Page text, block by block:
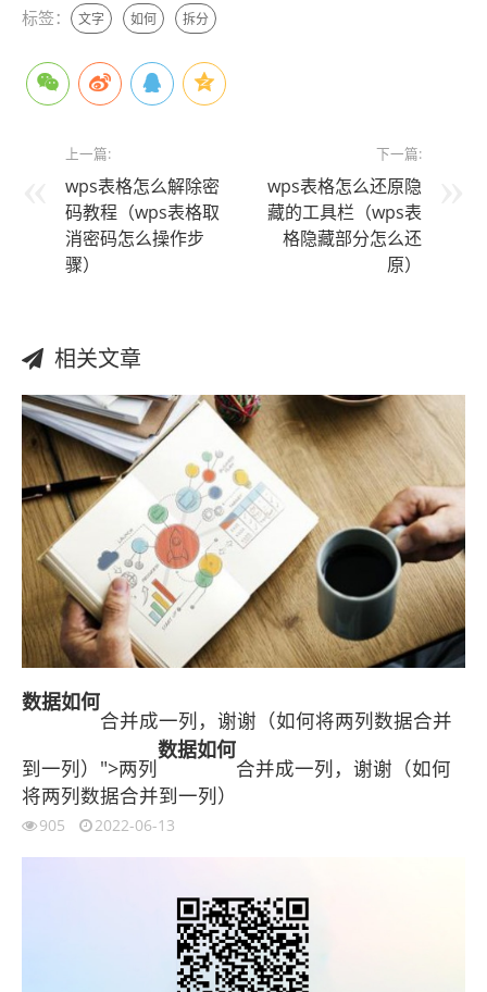
标签： 文字 如何 拆分
上一篇:
wps表格怎么解除密
码教程（wps表格取
消密码怎么操作步
骤）
下一篇:
wps表格怎么还原隐
藏的工具栏（wps表
格隐藏部分怎么还
原）
相关文章
数据如何
合并成一列，谢谢（如何将两列数据合并
到一列）">两列
数据如何
合并成一列，谢谢（如何
将两列数据合并到一列）
905 2022-06-13